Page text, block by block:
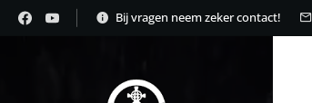
Bij vragen neem zeker contact!